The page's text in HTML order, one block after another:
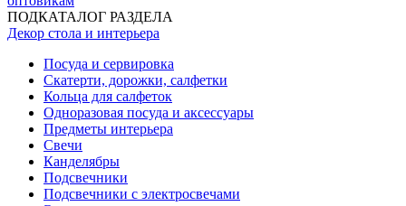
ПОДКАТАЛОГ РАЗДЕЛА
Декор стола и интерьера
Посуда и сервировка
Скатерти, дорожки, салфетки
Кольца для салфеток
Одноразовая посуда и аксессуары
Предметы интерьера
Свечи
Канделябры
Подсвечники
Подсвечники с электросвечами